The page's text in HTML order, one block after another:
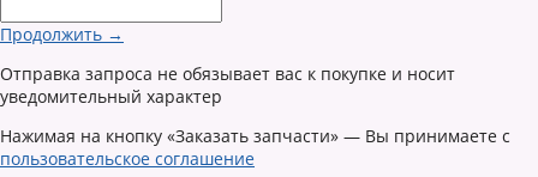
Продолжить →
Отправка запроса не обязывает вас к покупке и носит
уведомительный характер
Нажимая на кнопку «Заказать запчасти» — Вы принимаете с
пользовательское соглашение